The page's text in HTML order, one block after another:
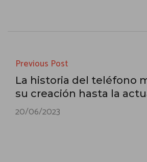
Previous Post
La historia del teléfono
su creación hasta la
20/06/2023